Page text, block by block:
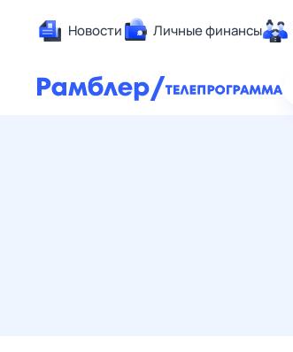
Новости Личные финансы